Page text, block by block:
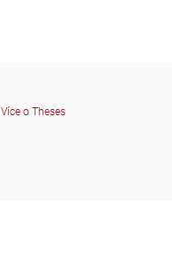
Více o Theses